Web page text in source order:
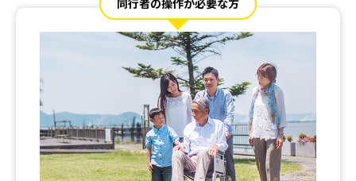
同行者の操作が必要な方